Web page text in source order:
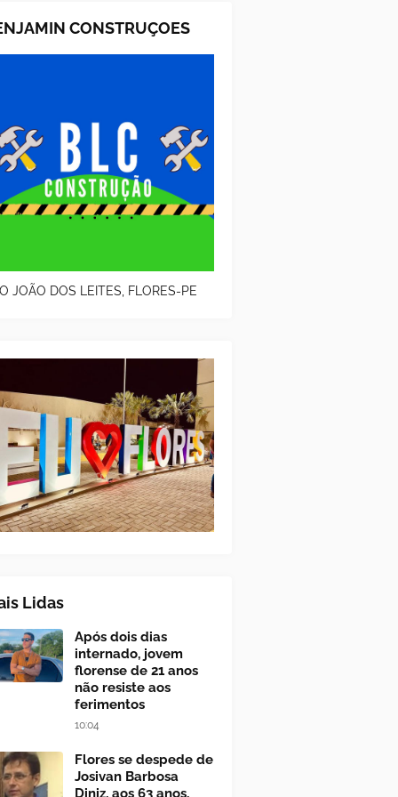
CONSTRUÇOES
JOÃO DOS LEITES, FLORES-PE
Lidas
Após dois dias
internado, jovem
florense de 21 anos
não resiste aos
ferimentos
10:04
Flores se despede de
Josivan Barbosa
Diniz, aos 63 anos,